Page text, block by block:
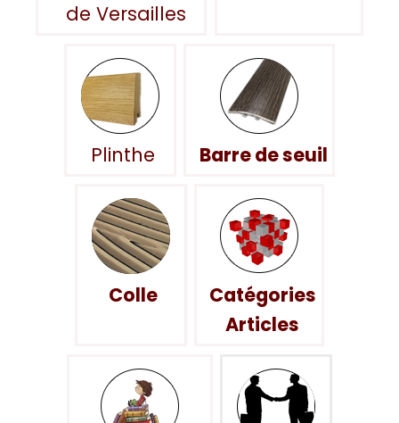
de Versailles
Plinthe Barre de seuil
Colle
Catégories
Articles